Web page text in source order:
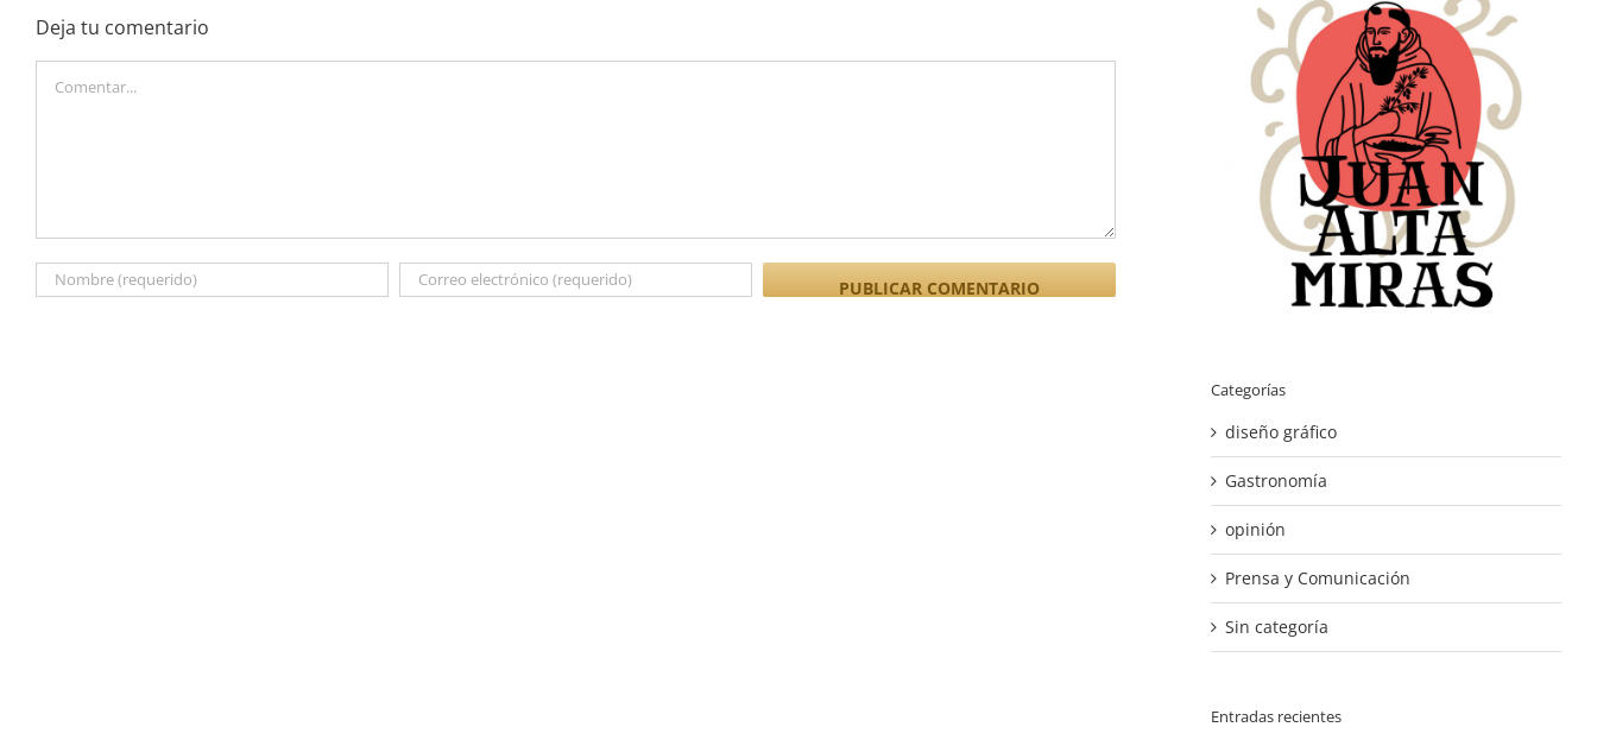
Deja tu comentario
Categorías
diseño gráfico
Gastronomía
opinión
Prensa y Comunicación
Sin categoría
Entradas recientes